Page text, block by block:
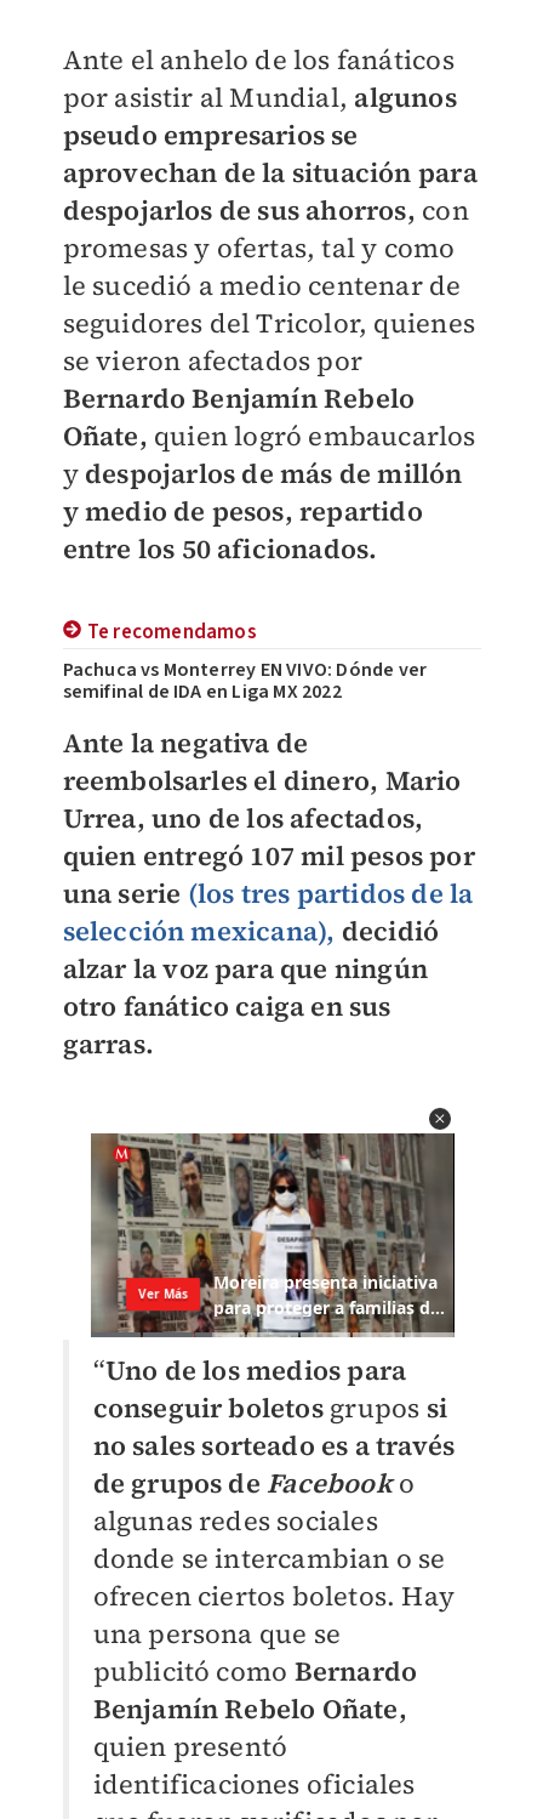
Ante el anhelo de los fanáticos
por asistir al Mundial, algunos
pseudo empresarios se
aprovechan de la situación para
despojarlos de sus ahorros, con
promesas y ofertas, tal y como
le sucedió a medio centenar de
seguidores del Tricolor, quienes
se vieron afectados por
Bernardo Benjamín Rebelo
Oñate, quien logró embaucarlos
y despojarlos de más de millón
y medio de pesos, repartido
entre los 50 aficionados.
Te recomendamos
Pachuca vs Monterrey EN VIVO: Dónde ver
semifinal de IDA en Liga MX 2022
Ante la negativa de
reembolsarles el dinero, Mario
Urrea, uno de los afectados,
quien entregó 107 mil pesos por
una serie (los tres partidos de la
selección mexicana), decidió
alzar la voz para que ningún
otro fanático caiga en sus
garras.
“Uno de los medios para
conseguir boletos grupos si
no sales sorteado es a través
de grupos de Facebook o
algunas redes sociales
donde se intercambian o se
ofrecen ciertos boletos. Hay
una persona que se
publicitó como Bernardo
Benjamín Rebelo Oñate,
quien presentó
identificaciones oficiales